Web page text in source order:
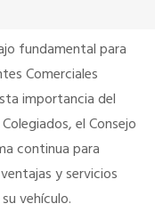
fundamental para
Comerciales
importancia del
el Consejo
continua para
y servicios
vehículo.